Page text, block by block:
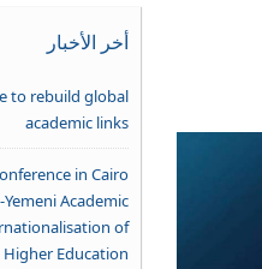
أخر الأخبار
to rebuild global
academic links
in Cairo
Academic
of
Higher Education